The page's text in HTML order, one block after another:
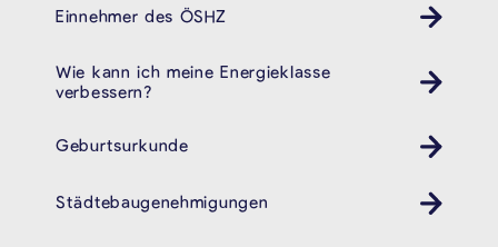
Einnehmer des ÖSHZ
Wie kann ich meine Energieklasse
verbessern?
Geburtsurkunde
Städtebaugenehmigungen